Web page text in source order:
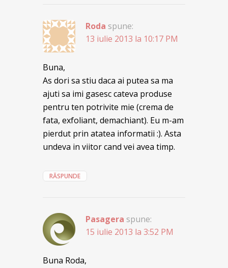
Roda spune:
13 iulie 2013 la 10:17 PM
Buna,
As dori sa stiu daca ai putea sa ma
ajuti sa imi gasesc cateva produse
pentru ten potrivite mie (crema de
fata, exfoliant, demachiant). Eu m-am
pierdut prin atatea informatii :). Asta
undeva in viitor cand vei avea timp.
RĂSPUNDE
Pasagera spune:
15 iulie 2013 la 3:52 PM
Buna Roda,